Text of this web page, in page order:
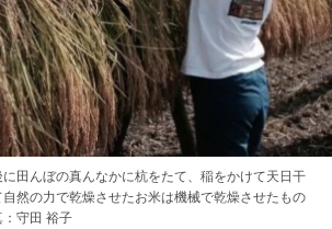
田んぼの真んなかに杭をたて、稲をかけて天日干
然の力で乾燥させたお米は機械で乾燥させたもの
守田 裕子